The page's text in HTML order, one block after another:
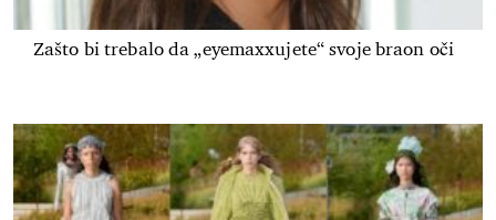
Zašto bi trebalo da „eyemaxxujete“ svoje braon oči